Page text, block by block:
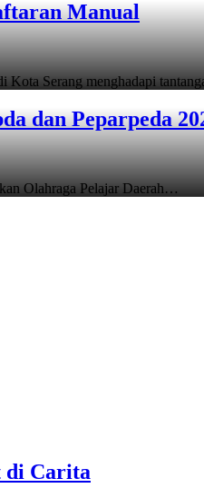
Manual
Kota Serang menghadapi
dan Peparpeda
Olahraga Pelajar Daerah…
di Carita